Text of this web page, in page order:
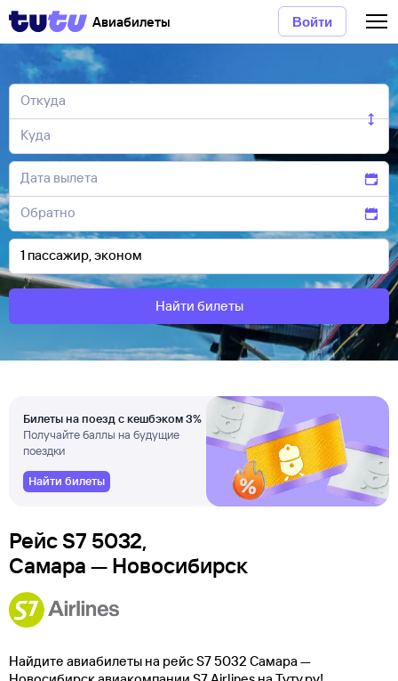
Авиабилеты Войти
Найти билеты
Билеты на поезд с кешбэком 3%
Получайте баллы на будущие
поездки
Найти билеты
Рейс S7 5032,
Самара — Новосибирск
Найдите авиабилеты на рейс S7 5032 Самара —